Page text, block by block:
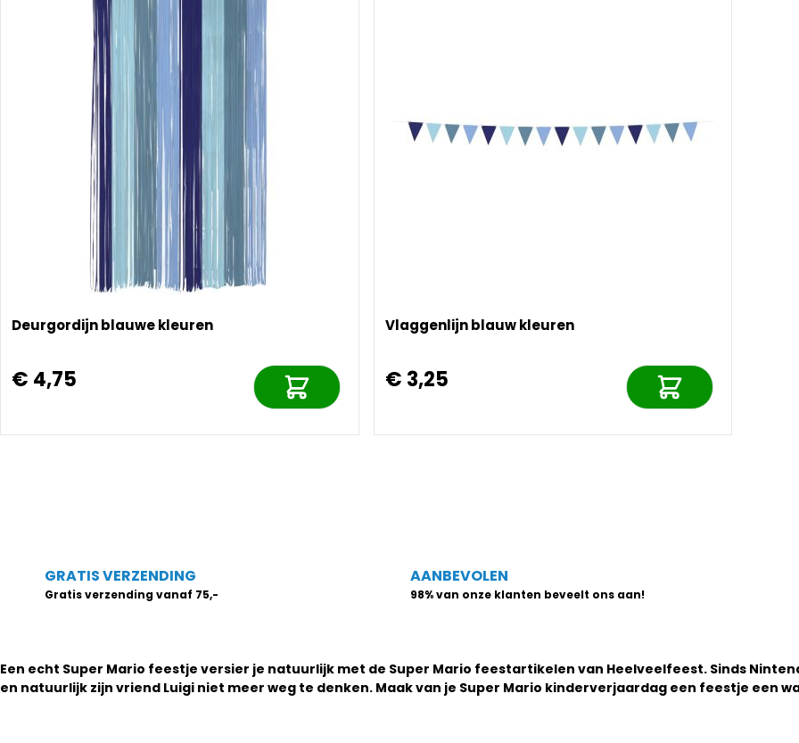
Deurgordijn blauwe kleuren
€ 4,75
Vlaggenlijn blauw kleuren
€ 3,25
GRATIS VERZENDING
Gratis verzending vanaf 75,-
AANBEVOLEN
98% van onze klanten beveelt ons aan!
Een echt Super Mario feestje versier je natuurlijk met de Super Mario feestartikelen van Heelveelfeest. Sinds
en natuurlijk zijn vriend Luigi niet meer weg te denken. Maak van je Super Mario kinderverjaardag een feestje een